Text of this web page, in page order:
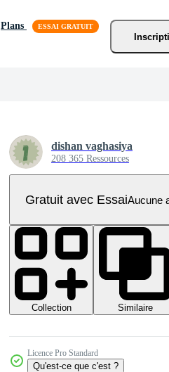
Plans
dishan vaghasiya
208 365 Ressources
Gratuit avec EssaiAucune
Collection
Similaire
Licence Pro Standard
Qu'est-ce que c'est ?